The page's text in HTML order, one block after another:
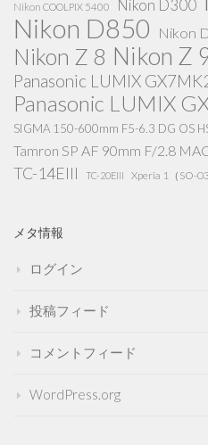
Nikon COOLPIX 5400 Nikon D300
Nikon D850 Nikon
Nikon Z 8 Nikon Z
Panasonic LUMIX
Panasonic LUMIX
SIGMA 150-600mm F5-6.3 DG OS
Tamron SP AF 90mm F/2.8
TC-14EIII TC-20EIII Xperia 1（SO-
メタ情報
ログイン
投稿フィード
コメントフィード
WordPress.org